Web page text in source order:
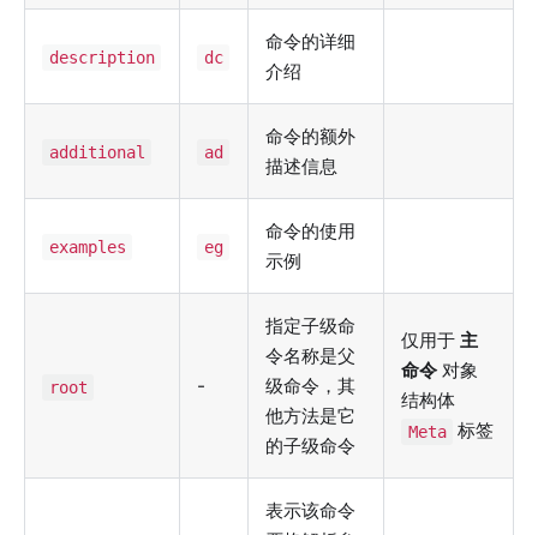
description dc
命令的详细
介绍
additional ad
命令的额外
描述信息
examples eg
命令的使用
示例
root -
指定子级命
令名称是父
级命令，其
他方法是它
的子级命令
仅用于主
命令 对象
结构体
Meta 标签
表示该命令